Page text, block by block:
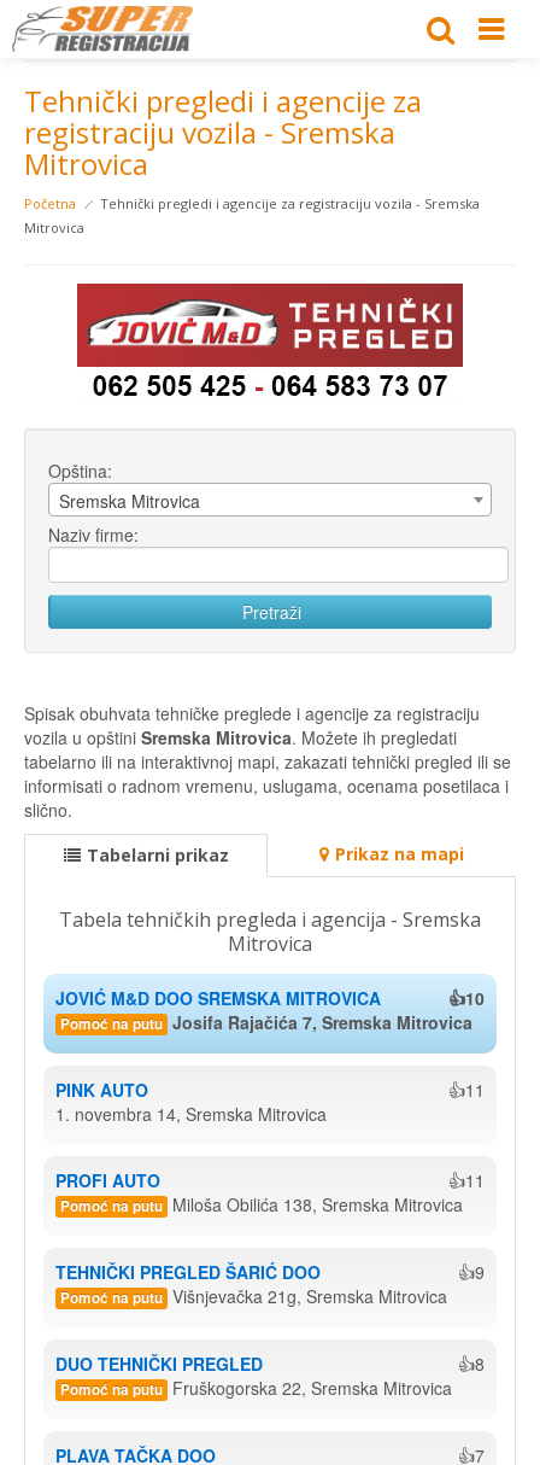
Tehnički pregledi i agencije za
registraciju vozila - Sremska
Mitrovica
Početna
Tehnički pregledi i agencije za registraciju vozila - Sremska
Mitrovica
Opština:
Sremska Mitrovica
Naziv firme:
Spisak obuhvata tehničke preglede i agencije za registraciju
vozila u opštini Sremska Mitrovica. Možete ih pregledati
tabelarno ili na interaktivnoj mapi, zakazati tehnički pregled ili se
informisati o radnom vremenu, uslugama, ocenama posetilaca i
slično.
Tabelarni prikaz Prikaz na mapi
Tabela tehničkih pregleda i agencija - Sremska
Mitrovica
JOVIĆ M&D DOO SREMSKA MITROVICA 👍10
Pomoć na putu Josifa Rajačića 7, Sremska Mitrovica
PINK AUTO
👍11
1. novembra 14, Sremska Mitrovica
PROFI AUTO 👍11
Pomoć na putu Miloša Obilića 138, Sremska Mitrovica
TEHNIČKI PREGLED ŠARIĆ DOO 👍9
Pomoć na putu Višnjevačka 21g, Sremska Mitrovica
DUO TEHNIČKI PREGLED 👍8
Pomoć na putu Fruškogorska 22, Sremska Mitrovica
PLAVA TAČKA DOO
👍7